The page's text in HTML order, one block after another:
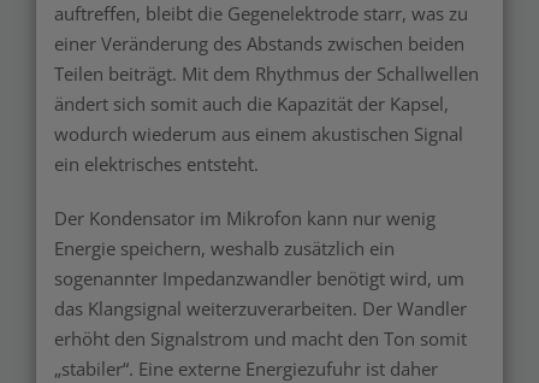
auftreffen, bleibt die Gegenelektrode starr, was zu
einer Veränderung des Abstands zwischen beiden
Teilen beiträgt. Mit dem Rhythmus der Schallwellen
ändert sich somit auch die Kapazität der Kapsel,
wodurch wiederum aus einem akustischen Signal
ein elektrisches entsteht.
Der Kondensator im Mikrofon kann nur wenig
Energie speichern, weshalb zusätzlich ein
sogenannter Impedanzwandler benötigt wird, um
das Klangsignal weiterzuverarbeiten. Der Wandler
erhöht den Signalstrom und macht den Ton somit
„stabiler“. Eine externe Energiezufuhr ist daher